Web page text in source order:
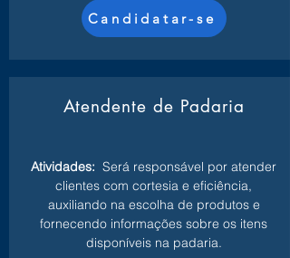
Candidatar-se
Atendente de Padaria
Atividades: Será responsável por atender
clientes com cortesia e eficiência,
auxiliando na escolha de produtos e
fornecendo informações sobre os itens
disponíveis na padaria.